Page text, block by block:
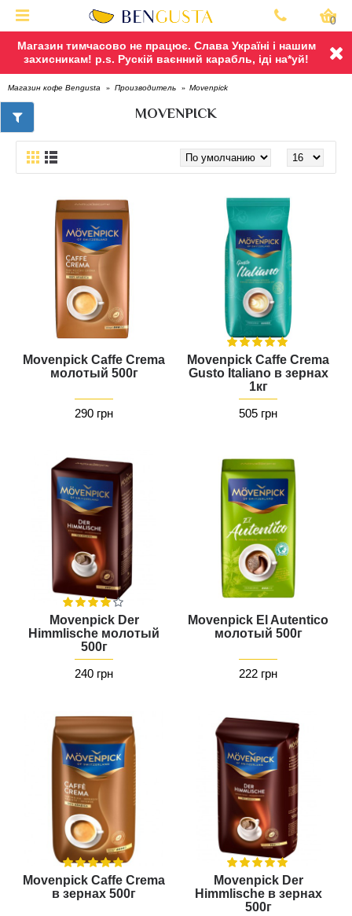
Магазин тимчасово не працює. Слава Україні і нашим
захисникам! p.s. Рускій ваєнний карабль, іді на*уй!
0
Магазин кофе Bengusta Производитель Movenpick
MOVENPICK
Movenpick Caffe Crema
молотый 500г
290 грн
Movenpick Caffe Crema
Gusto Italiano в зернах
1кг
505 грн
Movenpick Der
Himmlische молотый
500г
240 грн
Movenpick El Autentico
молотый 500г
222 грн
Movenpick Caffe Crema
в зернах 500г
Movenpick Der
Himmlische в зернах
500г